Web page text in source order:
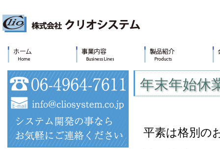
年末年始休
平素は格別の